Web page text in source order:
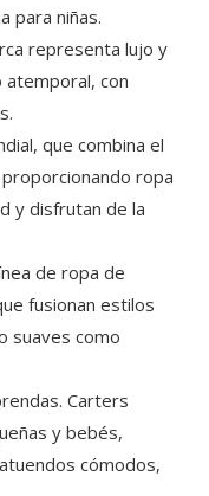
para niñas.
representa lujo y
atemporal, con
que combina el
ropa
y disfrutan de la
de ropa de
fusionan estilos
suaves como
Carters
y bebés,
cómodos,